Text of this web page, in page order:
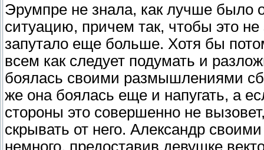
Эрумпре не знала, как лучше
ситуацию, причем так, чтобы это
запутало еще больше. Хотя бы
всем как следует подумать и
боялась своими размышлениями
же она боялась еще и напугать, а
стороны это совершенно не
скрывать от него. Александр
немного, предоставив девушке